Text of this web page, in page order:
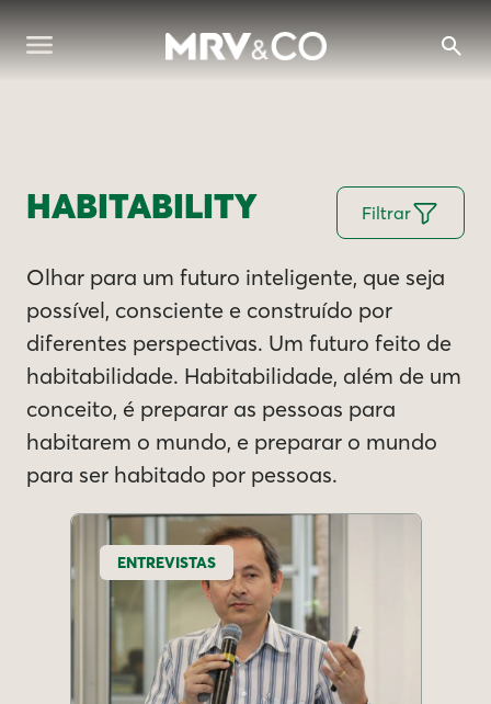
HABITABILITY Filtrar
Olhar para um futuro inteligente, que seja
possível, consciente e construído por
diferentes perspectivas. Um futuro feito de
habitabilidade. Habitabilidade, além de um
conceito, é preparar as pessoas para
habitarem o mundo, e preparar o mundo
para ser habitado por pessoas.
ENTREVISTAS